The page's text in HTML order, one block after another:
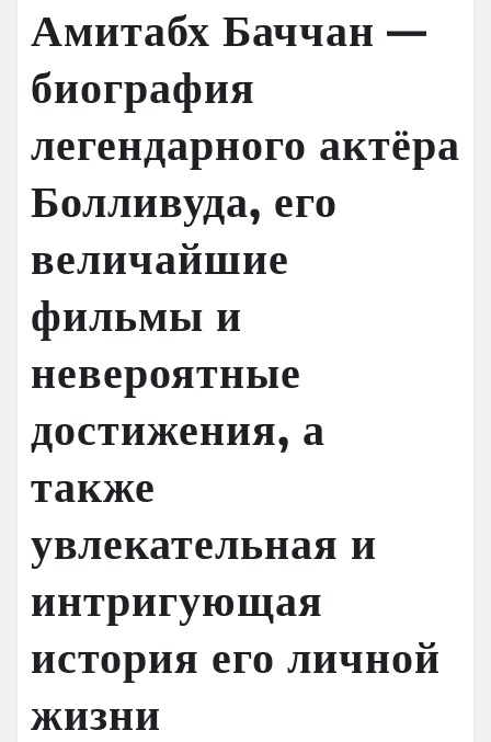
Амитабх Баччан —
биография
легендарного актёра
Болливуда, его
величайшие
фильмы и
невероятные
достижения, а
также
увлекательная и
интригующая
история его личной
жизни